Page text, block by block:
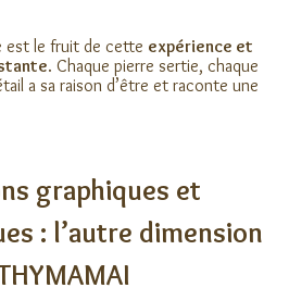
est le fruit de cette expérience et
. Chaque pierre sertie, chaque
a sa raison d’être et raconte une
graphiques et
: l’autre dimension